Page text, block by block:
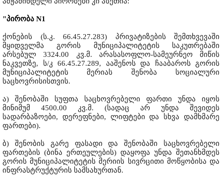
"პირობა N1
ქონების (ს.კ. 66.45.27.283) პრივატიზების შემთხვევაში
მყიდველმა გორის მუნიციპალიტეტის საკუთრებაში
არსებულ 3324.00 კვ.მ. არასასოფლო-სამეურნეო მიწის
ნაკვეთზე, ს/კ 66.45.27.289, ააშენოს და ჩააბაროს გორის
მუნიციპალიტეტის მერიას შენობა სოციალური
საცხოვრისისთვის.
ა) შენობაში სუფთა საცხოვრებელი ფართი უნდა იყოს
მინიმუმ 4500.00 კვ.მ. (სადაც არ უნდა შევიდეს
სადარბაზოები, დერეფნები, ლიფტები და სხვა დამხმარე
ფართები).
ბ) შენობის გარე ფასადი და შენობაში საცხოვრებელი
ფართების (ბინა ერთეულების) დაყოფა უნდა შეთანხმდეს
გორის მუნიციპალიტეტის მერიის სივრცითი მოწყობისა და
ინფრასტრუქტურის სამსახურთან.